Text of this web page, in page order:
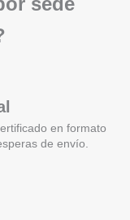
en formato
de envío.